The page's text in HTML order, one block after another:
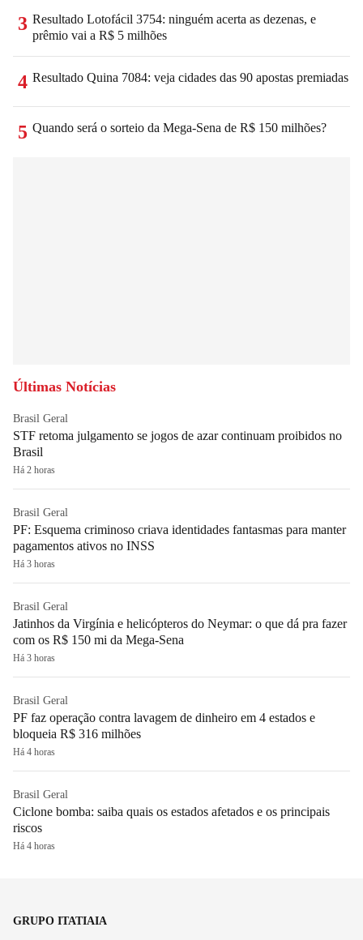
3 Resultado Lotofácil 3754: ninguém acerta as dezenas, e
prêmio vai a R$ 5 milhões
4 Resultado Quina 7084: veja cidades das 90 apostas premiadas
5 Quando será o sorteio da Mega-Sena de R$ 150 milhões?
Últimas Notícias
Brasil Geral
STF retoma julgamento se jogos de azar continuam proibidos no
Brasil
Há 2 horas
Brasil Geral
PF: Esquema criminoso criava identidades fantasmas para manter
pagamentos ativos no INSS
Há 3 horas
Brasil Geral
Jatinhos da Virgínia e helicópteros do Neymar: o que dá pra fazer
com os R$ 150 mi da Mega-Sena
Há 3 horas
Brasil Geral
PF faz operação contra lavagem de dinheiro em 4 estados e
bloqueia R$ 316 milhões
Há 4 horas
Brasil Geral
Ciclone bomba: saiba quais os estados afetados e os principais
riscos
Há 4 horas
GRUPO ITATIAIA